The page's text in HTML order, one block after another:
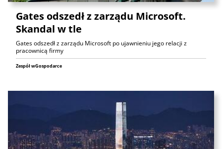
Gates odszedł z zarządu Microsoft.
Skandal w tle
Gates odszedł z zarządu Microsoft po ujawnieniu jego relacji z
pracownicą firmy
Zespół wGospodarce